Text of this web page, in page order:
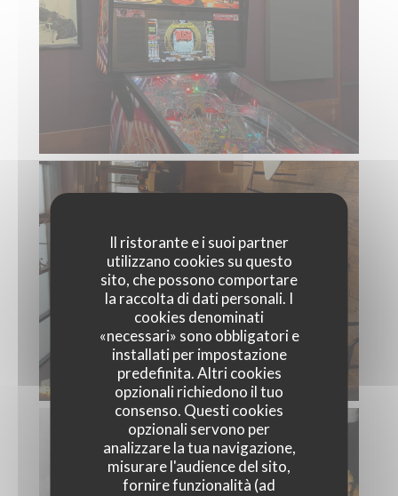
Il ristorante e i suoi partner
utilizzano cookies su questo
sito, che possono comportare
la raccolta di dati personali. I
cookies denominati
«necessari» sono obbligatori e
installati per impostazione
predefinita. Altri cookies
opzionali richiedono il tuo
consenso. Questi cookies
opzionali servono per
analizzare la tua navigazione,
misurare l'audience del sito,
fornire funzionalità (ad